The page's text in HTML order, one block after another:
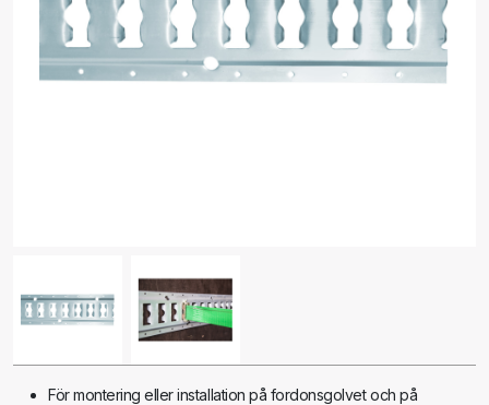
För montering eller installation på fordonsgolvet och på